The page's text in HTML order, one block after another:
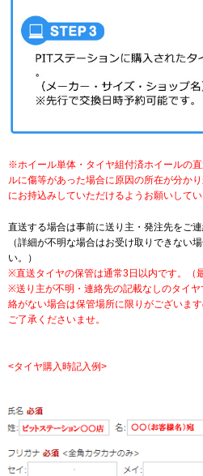
※ホイール単体・タイヤ組付済ホイールの
ルに傷等があった場合に原因の所在が分か
にお持込みしていただけるようお願いしてい
直送する場合は事前に送り主・発注先をご連
（詳細が不明な場合はお受け取りできない
い。）
※直送タイヤの保管は通常3日以内です。（
※送り主が不明・連絡先の記載なしのタイ
絡がない場合は保管場所に限りがございま
ご了承くださいませ。
<タイヤ購入時記入例>